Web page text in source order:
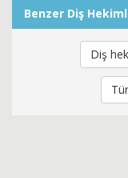
Benzer Diş
Diş